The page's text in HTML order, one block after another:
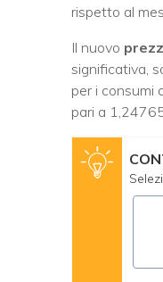
rispetto al
Il nuovo
significativa,
per i consumi
pari a